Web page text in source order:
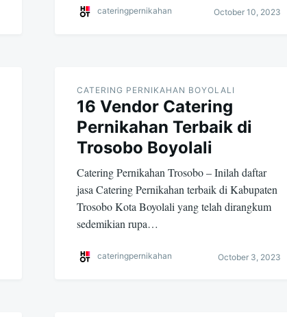
cateringpernikahan October 10, 2023
CATERING PERNIKAHAN BOYOLALI
16 Vendor Catering
Pernikahan Terbaik di
Trosobo Boyolali
Catering Pernikahan Trosobo – Inilah daftar
jasa Catering Pernikahan terbaik di Kabupaten
Trosobo Kota Boyolali yang telah dirangkum
sedemikian rupa…
cateringpernikahan October 3, 2023